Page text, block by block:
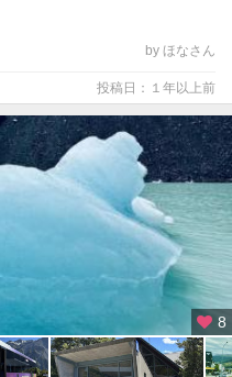
by ほなさん
投稿日：１年以上前
8